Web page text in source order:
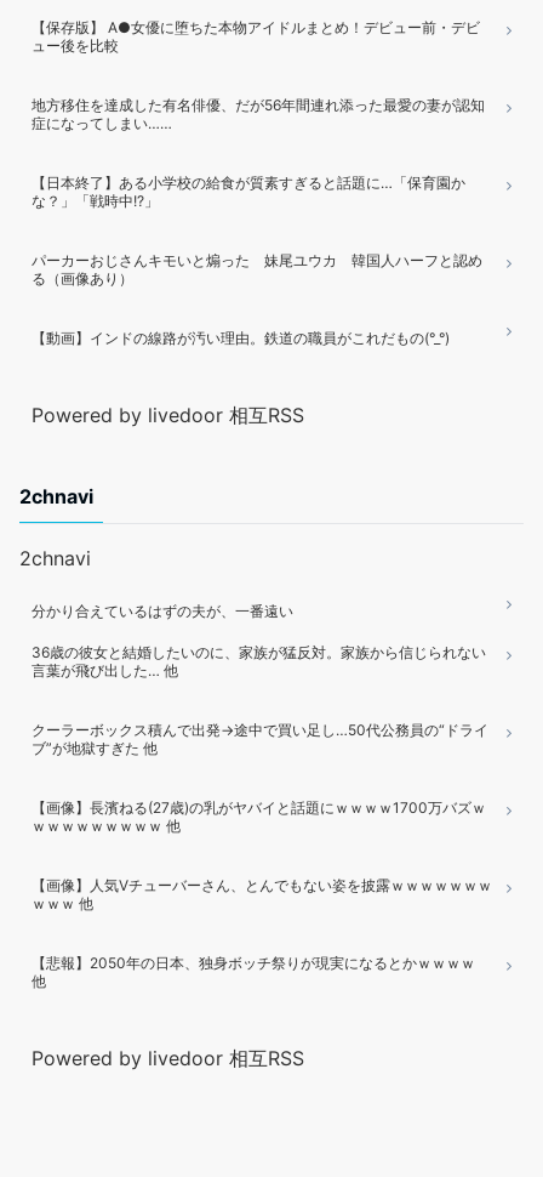
【保存版】 A●女優に堕ちた本物アイドルまとめ！デビュー前・デビ
ュー後を比較
地方移住を達成した有名俳優、だが56年間連れ添った最愛の妻が認知
症になってしまい……
【日本終了】ある小学校の給食が質素すぎると話題に…「保育園か
な？」「戦時中!?」
パーカーおじさんキモいと煽った 妹尾ユウカ 韓国人ハーフと認め
る（画像あり）
【動画】インドの線路が汚い理由。鉄道の職員がこれだもの(°_°)
Powered by livedoor 相互RSS
2chnavi
2chnavi
分かり合えているはずの夫が、一番遠い
36歳の彼女と結婚したいのに、家族が猛反対。家族から信じられない
言葉が飛び出した… 他
クーラーボックス積んで出発→途中で買い足し…50代公務員の“ドライ
ブ”が地獄すぎた 他
【画像】長濱ねる(27歳)の乳がヤバイと話題にｗｗｗｗ1700万バズｗ
ｗｗｗｗｗｗｗｗｗ 他
【画像】人気Vチューバーさん、とんでもない姿を披露ｗｗｗｗｗｗｗ
ｗｗｗ 他
【悲報】2050年の日本、独身ボッチ祭りが現実になるとかｗｗｗｗ
他
Powered by livedoor 相互RSS